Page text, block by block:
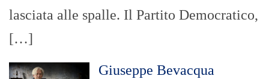
lasciata alle spalle. Il Partito Democratico,
[…]
Giuseppe Bevacqua